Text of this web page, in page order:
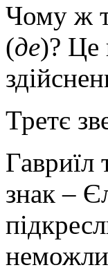
Чому ж
(де)? Це
Третє
Гавриїл
знак –